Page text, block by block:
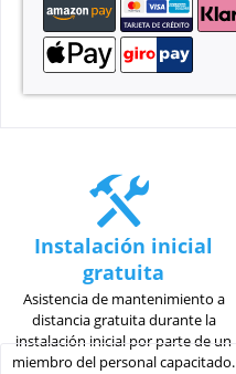
Instalación inicial
gratuita
Asistencia de mantenimiento a
distancia gratuita durante la
instalación inicial por parte de un
miembro del personal capacitado.